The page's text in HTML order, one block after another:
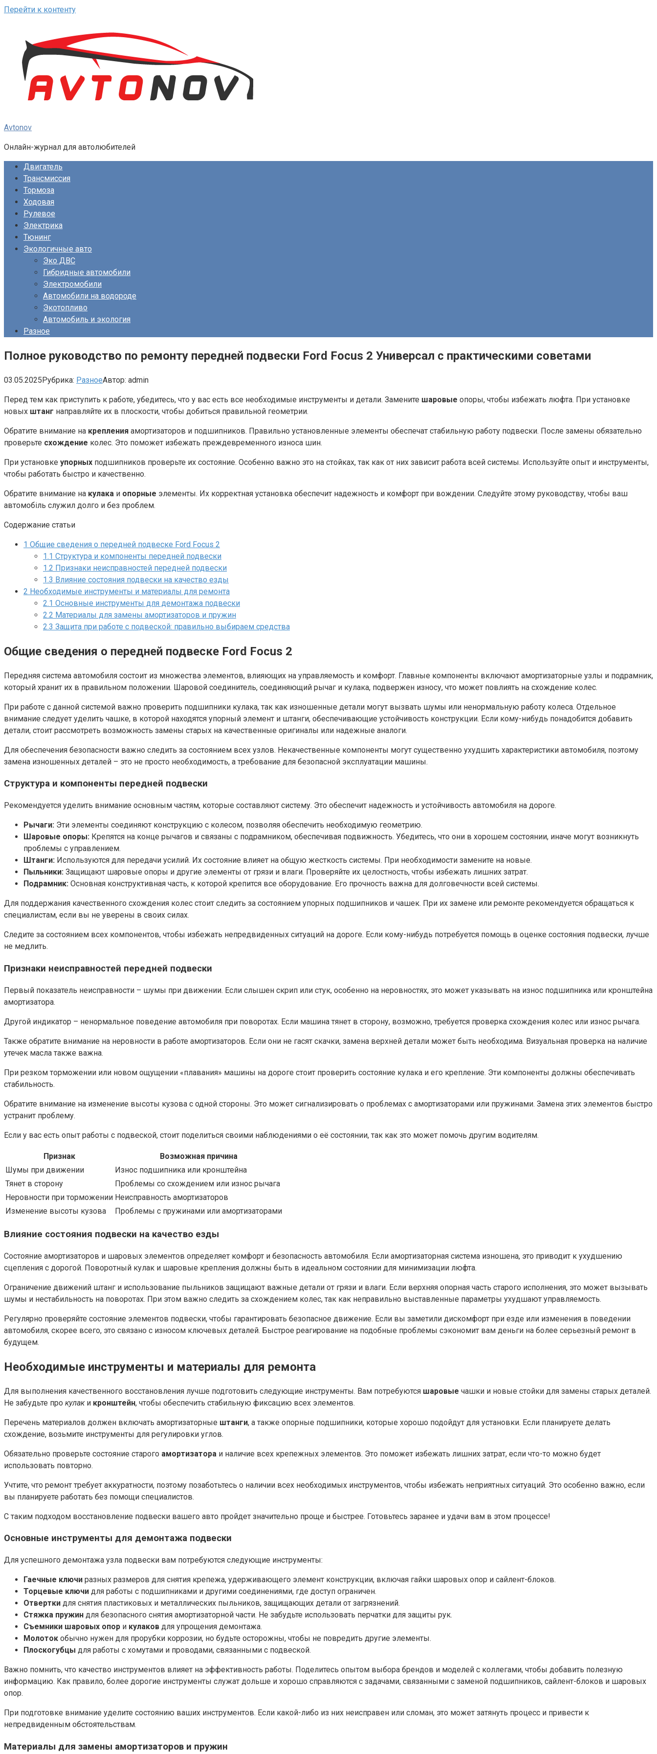
Перейти к контенту
Avtonov
Онлайн-журнал для автолюбителей
Двигатель
Трансмиссия
Тормоза
Ходовая
Рулевое
Электрика
Тюнинг
Экологичные авто
Эко ДВС
Гибридные автомобили
Электромобили
Автомобили на водороде
Экотопливо
Автомобиль и экология
Разное
Полное руководство по ремонту передней подвески Ford Focus 2 Универсал с практическими советами
03.05.2025Рубрика: РазноеАвтор: admin
Перед тем как приступить к работе, убедитесь, что у вас есть все необходимые инструменты и детали. Замените шаровые опоры, чтобы избежать люфта. При установке
новых штанг направляйте их в плоскости, чтобы добиться правильной геометрии.
Обратите внимание на крепления амортизаторов и подшипников. Правильно установленные элементы обеспечат стабильную работу подвески. После замены обязательно
проверьте схождение колес. Это поможет избежать преждевременного износа шин.
При установке упорных подшипников проверьте их состояние. Особенно важно это на стойках, так как от них зависит работа всей системы. Используйте опыт и инструменты,
чтобы работать быстро и качественно.
Обратите внимание на кулака и опорные элементы. Их корректная установка обеспечит надежность и комфорт при вождении. Следуйте этому руководству, чтобы ваш
автомобіль служил долго и без проблем.
Содержание статьи
1 Общие сведения о передней подвеске Ford Focus 2
1.1 Структура и компоненты передней подвески
1.2 Признаки неисправностей передней подвески
1.3 Влияние состояния подвески на качество езды
2 Необходимые инструменты и материалы для ремонта
2.1 Основные инструменты для демонтажа подвески
2.2 Материалы для замены амортизаторов и пружин
2.3 Защита при работе с подвеской: правильно выбираем средства
Общие сведения о передней подвеске Ford Focus 2
Передняя система автомобиля состоит из множества элементов, влияющих на управляемость и комфорт. Главные компоненты включают амортизаторные узлы и подрамник,
который хранит их в правильном положении. Шаровой соединитель, соединяющий рычаг и кулака, подвержен износу, что может повлиять на схождение колес.
При работе с данной системой важно проверить подшипники кулака, так как изношенные детали могут вызвать шумы или ненормальную работу колеса. Отдельное
внимание следует уделить чашке, в которой находятся упорный элемент и штанги, обеспечивающие устойчивость конструкции. Если кому-нибудь понадобится добавить
детали, стоит рассмотреть возможность замены старых на качественные оригиналы или надежные аналоги.
Для обеспечения безопасности важно следить за состоянием всех узлов. Некачественные компоненты могут существенно ухудшить характеристики автомобиля, поэтому
замена изношенных деталей – это не просто необходимость, а требование для безопасной эксплуатации машины.
Структура и компоненты передней подвески
Рекомендуется уделить внимание основным частям, которые составляют систему. Это обеспечит надежность и устойчивость автомобиля на дороге.
Рычаги: Эти элементы соединяют конструкцию с колесом, позволяя обеспечить необходимую геометрию.
Шаровые опоры: Крепятся на конце рычагов и связаны с подрамником, обеспечивая подвижность. Убедитесь, что они в хорошем состоянии, иначе могут возникнуть
проблемы с управлением.
Штанги: Используются для передачи усилий. Их состояние влияет на общую жесткость системы. При необходимости замените на новые.
Пыльники: Защищают шаровые опоры и другие элементы от грязи и влаги. Проверяйте их целостность, чтобы избежать лишних затрат.
Подрамник: Основная конструктивная часть, к которой крепится все оборудование. Его прочность важна для долговечности всей системы.
Для поддержания качественного схождения колес стоит следить за состоянием упорных подшипников и чашек. При их замене или ремонте рекомендуется обращаться к
специалистам, если вы не уверены в своих силах.
Следите за состоянием всех компонентов, чтобы избежать непредвиденных ситуаций на дороге. Если кому-нибудь потребуется помощь в оценке состояния подвески, лучше
не медлить.
Признаки неисправностей передней подвески
Первый показатель неисправности – шумы при движении. Если слышен скрип или стук, особенно на неровностях, это может указывать на износ подшипника или кронштейна
амортизатора.
Другой индикатор – ненормальное поведение автомобиля при поворотах. Если машина тянет в сторону, возможно, требуется проверка схождения колес или износ рычага.
Также обратите внимание на неровности в работе амортизаторов. Если они не гасят скачки, замена верхней детали может быть необходима. Визуальная проверка на наличие
утечек масла также важна.
При резком торможении или новом ощущении «плавания» машины на дороге стоит проверить состояние кулака и его крепление. Эти компоненты должны обеспечивать
стабильность.
Обратите внимание на изменение высоты кузова с одной стороны. Это может сигнализировать о проблемах с амортизаторами или пружинами. Замена этих элементов быстро
устранит проблему.
Если у вас есть опыт работы с подвеской, стоит поделиться своими наблюдениями о её состоянии, так как это может помочь другим водителям.
Признак
Возможная причина
Шумы при движении
Износ подшипника или кронштейна
Тянет в сторону
Проблемы со схождением или износ рычага
Неровности при торможении Неисправность амортизаторов
Изменение высоты кузова
Проблемы с пружинами или амортизаторами
Влияние состояния подвески на качество езды
Состояние амортизаторов и шаровых элементов определяет комфорт и безопасность автомобиля. Если амортизаторная система изношена, это приводит к ухудшению
сцепления с дорогой. Поворотный кулак и шаровые крепления должны быть в идеальном состоянии для минимизации люфта.
Ограничение движений штанг и использование пыльников защищают важные детали от грязи и влаги. Если верхняя опорная часть старого исполнения, это может вызывать
шумы и нестабильность на поворотах. При этом важно следить за схождением колес, так как неправильно выставленные параметры ухудшают управляемость.
Регулярно проверяйте состояние элементов подвески, чтобы гарантировать безопасное движение. Если вы заметили дискомфорт при езде или изменения в поведении
автомобиля, скорее всего, это связано с износом ключевых деталей. Быстрое реагирование на подобные проблемы сэкономит вам деньги на более серьезный ремонт в
будущем.
Необходимые инструменты и материалы для ремонта
Для выполнения качественного восстановления лучше подготовить следующие инструменты. Вам потребуются шаровые чашки и новые стойки для замены старых деталей.
Не забудьте про кулаки кронштейн, чтобы обеспечить стабильную фиксацию всех элементов.
Перечень материалов должен включать амортизаторные штанги, а также опорные подшипники, которые хорошо подойдут для установки. Если планируете делать
схождение, возьмите инструменты для регулировки углов.
Обязательно проверьте состояние старого амортизатора и наличие всех крепежных элементов. Это поможет избежать лишних затрат, если что-то можно будет
использовать повторно.
Учтите, что ремонт требует аккуратности, поэтому позаботьтесь о наличии всех необходимых инструментов, чтобы избежать неприятных ситуаций. Это особенно важно, если
вы планируете работать без помощи специалистов.
С таким подходом восстановление подвески вашего авто пройдет значительно проще и быстрее. Готовьтесь заранее и удачи вам в этом процессе!
Основные инструменты для демонтажа подвески
Для успешного демонтажа узла подвески вам потребуются следующие инструменты:
Гаечные ключи разных размеров для снятия крепежа, удерживающего элемент конструкции, включая гайки шаровых опор и сайлент-блоков.
Торцевые ключи для работы с подшипниками и другими соединениями, где доступ ограничен.
Отвертки для снятия пластиковых и металлических пыльников, защищающих детали от загрязнений.
Стяжка пружин для безопасного снятия амортизаторной части. Не забудьте использовать перчатки для защиты рук.
Съемники шаровых опор и кулаков для упрощения демонтажа.
Молоток обычно нужен для прорубки коррозии, но будьте осторожны, чтобы не повредить другие элементы.
Плоскогубцы для работы с хомутами и проводами, связанными с подвеской.
Важно помнить, что качество инструментов влияет на эффективность работы. Поделитесь опытом выбора брендов и моделей с коллегами, чтобы добавить полезную
информацию. Как правило, более дорогие инструменты служат дольше и хорошо справляются с задачами, связанными с заменой подшипников, сайлент-блоков и шаровых
опор.
При подготовке внимание уделите состоянию ваших инструментов. Если какой-либо из них неисправен или сломан, это может затянуть процесс и привести к
непредвиденным обстоятельствам.
Материалы для замены амортизаторов и пружин